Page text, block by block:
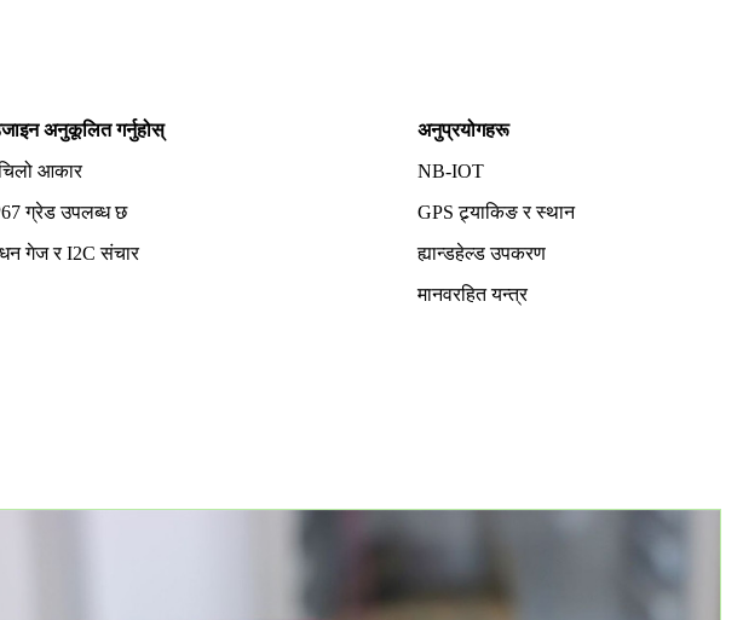
अनुकूलित गर्नुहोस्
आकार
ग्रेड उपलब्ध छ
गेज र I2C संचार
अनुप्रयोगहरू
NB-IOT
GPS ट्र्याकिङ र स्थान
ह्यान्डहेल्ड उपकरण
मानवरहित यन्त्र